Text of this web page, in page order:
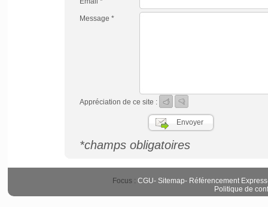
Message *
Appréciation de ce site :
*champs obligatoires
Focus : CGU- Sitemap- Référencement Express
Politique de